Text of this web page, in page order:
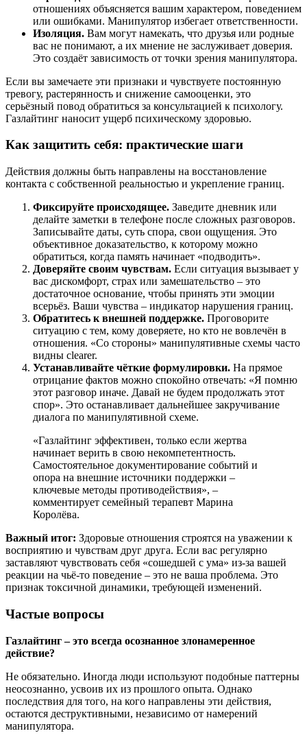
отношениях объясняется вашим характером, поведением
или ошибками. Манипулятор избегает ответственности.
Изоляция. Вам могут намекать, что друзья или родные
вас не понимают, а их мнение не заслуживает доверия.
Это создаёт зависимость от точки зрения манипулятора.
Если вы замечаете эти признаки и чувствуете постоянную
тревогу, растерянность и снижение самооценки, это
серьёзный повод обратиться за консультацией к психологу.
Газлайтинг наносит ущерб психическому здоровью.
Как защитить себя: практические шаги
Действия должны быть направлены на восстановление
контакта с собственной реальностью и укрепление границ.
Фиксируйте происходящее. Заведите дневник или
делайте заметки в телефоне после сложных разговоров.
Записывайте даты, суть спора, свои ощущения. Это
объективное доказательство, к которому можно
обратиться, когда память начинает «подводить».
Доверяйте своим чувствам. Если ситуация вызывает у
вас дискомфорт, страх или замешательство – это
достаточное основание, чтобы принять эти эмоции
всерьёз. Ваши чувства – индикатор нарушения границ.
Обратитесь к внешней поддержке. Проговорите
ситуацию с тем, кому доверяете, но кто не вовлечён в
отношения. «Со стороны» манипулятивные схемы часто
видны clearer.
Устанавливайте чёткие формулировки. На прямое
отрицание фактов можно спокойно отвечать: «Я помню
этот разговор иначе. Давай не будем продолжать этот
спор». Это останавливает дальнейшее закручивание
диалога по манипулятивной схеме.
«Газлайтинг эффективен, только если жертва
начинает верить в свою некомпетентность.
Самостоятельное документирование событий и
опора на внешние источники поддержки –
ключевые методы противодействия», –
комментирует семейный терапевт Марина
Королёва.
Важный итог: Здоровые отношения строятся на уважении к
восприятию и чувствам друг друга. Если вас регулярно
заставляют чувствовать себя «сошедшей с ума» из-за вашей
реакции на чьё-то поведение – это не ваша проблема. Это
признак токсичной динамики, требующей изменений.
Частые вопросы
Газлайтинг – это всегда осознанное злонамеренное
действие?
Не обязательно. Иногда люди используют подобные паттерны
неосознанно, усвоив их из прошлого опыта. Однако
последствия для того, на кого направлены эти действия,
остаются деструктивными, независимо от намерений
манипулятора.